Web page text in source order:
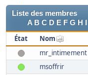
Liste des membres
A B C D E F G H I
État Nom
mr_intimement
msoffrir